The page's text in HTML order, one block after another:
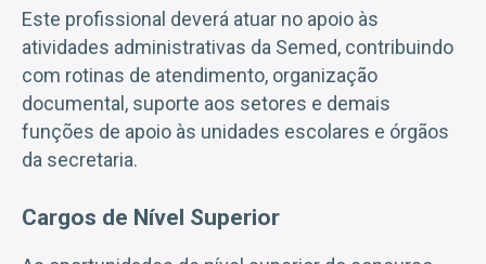
Este profissional deverá atuar no apoio às
atividades administrativas da Semed, contribuindo
com rotinas de atendimento, organização
documental, suporte aos setores e demais
funções de apoio às unidades escolares e órgãos
da secretaria.
Cargos de Nível Superior